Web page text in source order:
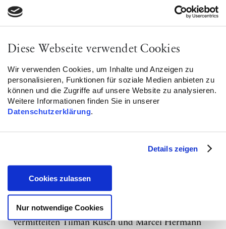
Diese Webseite verwendet Cookies
Wir verwenden Cookies, um Inhalte und Anzeigen zu
personalisieren, Funktionen für soziale Medien anbieten zu
können und die Zugriffe auf unsere Website zu analysieren.
Weitere Informationen finden Sie in unserer
Datenschutzerklärung
Details zeigen
Cookies zulassen
Nur notwendige Cookies
Elisabeth Walser vor. Auch die politische
Kommunikation von CLAIM soll auf ein
stärkeren Einfluss auf politische
In praxisorientierten Workshops vertieften wir drei
wesentliche Schwerpunkte unserer Netzwerkarbeit:
In der AG Bildung diskutierten die Teilnehmenden
Allianz vor kommunikativen Krisen präventiv besser
schützen können, setzte sich die AG
Kommunikation angeleitet von Alice Lanzke,
Journalistin bei denNeuen Deutschen
Medienmacher*innenauseinander. Zeitgleich
vermittelten Tilman Rüsch und Marcel Hermann